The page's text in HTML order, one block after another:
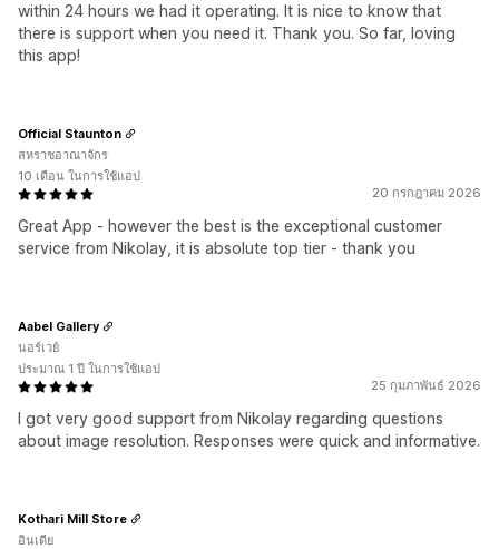
within 24 hours we had it operating. It is nice to know that
there is support when you need it. Thank you. So far, loving
this app!
20 กรกฎาคม 2026
Great App - however the best is the exceptional customer
service from Nikolay, it is absolute top tier - thank you
Official Staunton
สหราชอาณาจักร
10 เดือน ในการใช้แอป
25 กุมภาพันธ์ 2026
I got very good support from Nikolay regarding questions
about image resolution. Responses were quick and informative.
Aabel Gallery
นอร์เวย์
ประมาณ 1 ปี ในการใช้แอป
Kothari Mill Store
อินเดีย